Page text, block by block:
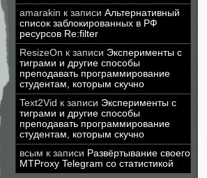
amarakin к записи Альтернативный
список заблокированных в РФ
ресурсов Re:filter
ResizeOn к записи Эксперименты с
тиграми и другие способы
преподавать программирование
студентам, которым скучно
Text2Vid к записи Эксперименты с
тиграми и другие способы
преподавать программирование
студентам, которым скучно
всым к записи Развёртывание своего
MTProxy Telegram со статистикой